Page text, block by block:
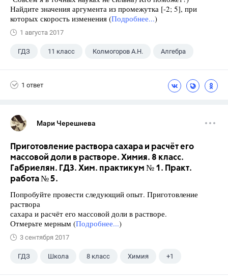
Найдите значения аргумента из промежутка [-2; 5], при
которых скорость изменения (Подробнее...)
1 августа 2017
ГДЗ 11 класс Колмогоров А.Н. Алгебра
1 ответ
Мари Черешнева
Приготовление раствора сахара и расчёт его
массовой доли в растворе. Химия. 8 класс.
Габриелян. ГДЗ. Хим. практикум № 1. Практ.
работа № 5.
Попробуйте провести следующий опыт. Приготовление
раствора
сахара и расчёт его массовой доли в растворе.
Отмерьте мерным (Подробнее...)
3 сентября 2017
ГДЗ Школа 8 класс Химия +1